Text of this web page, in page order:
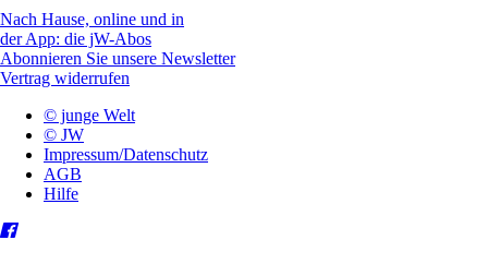
Nach Hause, online und in
der App: die jW-Abos
Abonnieren Sie unsere Newsletter
Vertrag widerrufen
© junge Welt
© JW
Impressum/Datenschutz
AGB
Hilfe